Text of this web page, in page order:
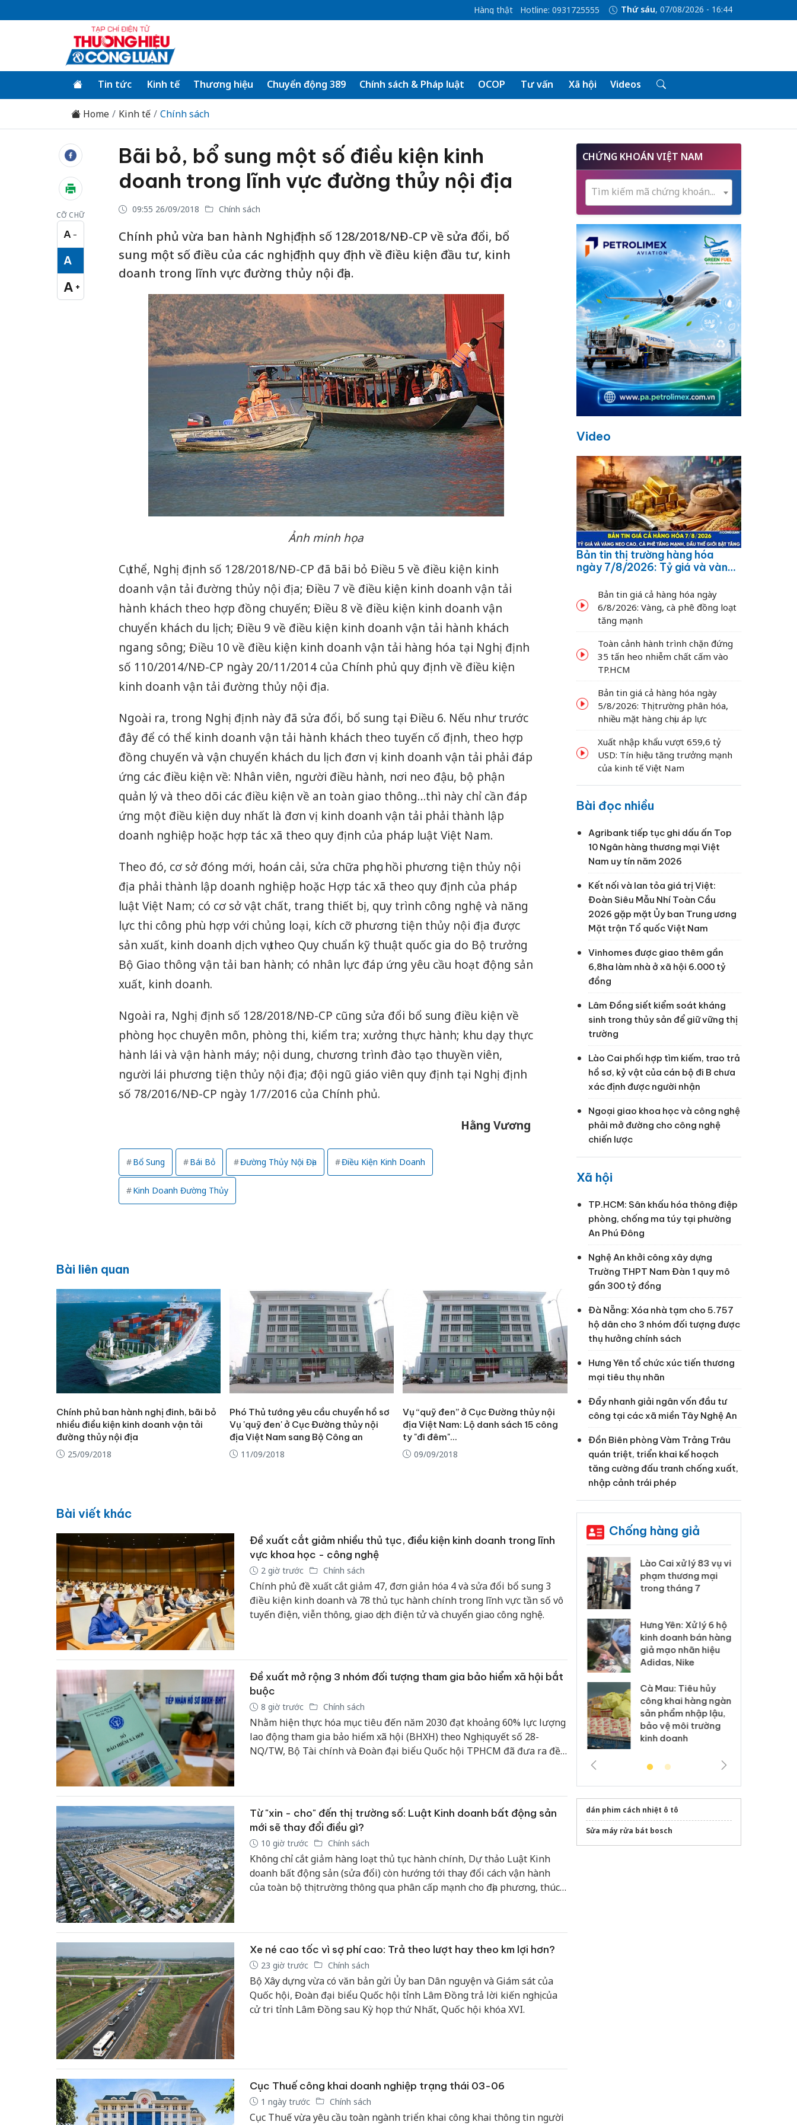
Hàng thật Hotline: 0931725555 Thứ sáu, 07/08/2026 - 16:45
Tin tức Kinh tế Thương hiệu Chuyển động 389 Chính sách & Pháp luật OCOP Tư vấn Xã hội Videos
Home Kinh tế Chính sách
CỠ CHỮ
A −
Cỡ chữ nhỏ
A
Cỡ chữ vừa
A +
Cỡ chữ lớn
Bãi bỏ, bổ sung một số điều kiện kinh
doanh trong lĩnh vực đường thủy nội địa
09:55 26/09/2018 Chính sách
Chính phủ vừa ban hành Nghị định số 128/2018/NĐ-CP về sửa đổi, bổ
sung một số điều của các nghị định quy định về điều kiện đầu tư, kinh
doanh trong lĩnh vực đường thủy nội địa.
Ảnh minh họa
Cụ thể, Nghị định số 128/2018/NĐ-CP đã bãi bỏ Điều 5 về điều kiện kinh
doanh vận tải đường thủy nội địa; Điều 7 về điều kiện kinh doanh vận tải
hành khách theo hợp đồng chuyến; Điều 8 về điều kiện kinh doanh vận
chuyển khách du lịch; Điều 9 về điều kiện kinh doanh vận tải hành khách
ngang sông; Điều 10 về điều kiện kinh doanh vận tải hàng hóa tại Nghị định
số 110/2014/NĐ-CP ngày 20/11/2014 của Chính phủ quy định về điều kiện
kinh doanh vận tải đường thủy nội địa.
Ngoài ra, trong Nghị định này đã sửa đổi, bổ sung tại Điều 6. Nếu như trước
đây để có thể kinh doanh vận tải hành khách theo tuyến cố định, theo hợp
đồng chuyến và vận chuyển khách du lịch đơn vị kinh doanh vận tải phải đáp
ứng các điều kiện về: Nhân viên, người điều hành, nơi neo đậu, bộ phận
quản lý và theo dõi các điều kiện về an toàn giao thông…thì này chỉ cần đáp
ứng một điều kiện duy nhất là đơn vị kinh doanh vận tải phải thành lập
doanh nghiệp hoặc hợp tác xã theo quy định của pháp luật Việt Nam.
Theo đó, cơ sở đóng mới, hoán cải, sửa chữa phục hồi phương tiện thủy nội
địa phải thành lập doanh nghiệp hoặc Hợp tác xã theo quy định của pháp
luật Việt Nam; có cơ sở vật chất, trang thiết bị, quy trình công nghệ và năng
lực thi công phù hợp với chủng loại, kích cỡ phương tiện thủy nội địa được
sản xuất, kinh doanh dịch vụ theo Quy chuẩn kỹ thuật quốc gia do Bộ trưởng
Bộ Giao thông vận tải ban hành; có nhân lực đáp ứng yêu cầu hoạt động sản
xuất, kinh doanh.
Ngoài ra, Nghị định số 128/2018/NĐ-CP cũng sửa đổi bổ sung điều kiện về
phòng học chuyên môn, phòng thi, kiểm tra; xưởng thực hành; khu dạy thực
hành lái và vận hành máy; nội dung, chương trình đào tạo thuyền viên,
người lái phương tiện thủy nội địa; đội ngũ giáo viên quy định tại Nghị định
số 78/2016/NĐ-CP ngày 1/7/2016 của Chính phủ.
Hằng Vương
Bổ Sung Bái Bỏ Đường Thủy Nội Địa Điều Kiện Kinh Doanh
Kinh Doanh Đường Thủy
Bài liên quan
Chính phủ ban hành nghị đinh, bãi bỏ
nhiều điều kiện kinh doanh vận tải
đường thủy nội địa
25/09/2018
Phó Thủ tướng yêu cầu chuyển hồ sơ
Vụ 'quỹ đen' ở Cục Đường thủy nội
địa Việt Nam sang Bộ Công an
11/09/2018
Vụ “quỹ đen” ở Cục Đường thủy nội
địa Việt Nam: Lộ danh sách 15 công
ty "đi đêm"…
09/09/2018
Bài viết khác
Đề xuất cắt giảm nhiều thủ tục, điều kiện kinh doanh trong lĩnh
vực khoa học - công nghệ
2 giờ trước Chính sách
Chính phủ đề xuất cắt giảm 47, đơn giản hóa 4 và sửa đổi bổ sung 3
điều kiện kinh doanh và 78 thủ tục hành chính trong lĩnh vực tần số vô
tuyến điện, viễn thông, giao dịch điện tử và chuyển giao công nghệ.
Đề xuất mở rộng 3 nhóm đối tượng tham gia bảo hiểm xã hội bắt
buộc
8 giờ trước Chính sách
Nhằm hiện thực hóa mục tiêu đến năm 2030 đạt khoảng 60% lực lượng
lao động tham gia bảo hiểm xã hội (BHXH) theo Nghị quyết số 28-
NQ/TW, Bộ Tài chính và Đoàn đại biểu Quốc hội TPHCM đã đưa ra đề
41/2024/QH15.
Từ "xin - cho" đến thị trường số: Luật Kinh doanh bất động sản
mới sẽ thay đổi điều gì?
10 giờ trước Chính sách
Không chỉ cắt giảm hàng loạt thủ tục hành chính, Dự thảo Luật Kinh
doanh bất động sản (sửa đổi) còn hướng tới thay đổi cách vận hành
của toàn bộ thị trường thông qua phân cấp mạnh cho địa phương, thúc
cách lớn nhằm khơi thông nguồn lực, nâng cao tính minh bạch và tạo
động lực mới cho thị trường bất động sản Việt Nam.
Xe né cao tốc vì sợ phí cao: Trả theo lượt hay theo km lợi hơn?
23 giờ trước Chính sách
Bộ Xây dựng vừa có văn bản gửi Ủy ban Dân nguyện và Giám sát của
Quốc hội, Đoàn đại biểu Quốc hội tỉnh Lâm Đồng trả lời kiến nghị của
cử tri tỉnh Lâm Đồng sau Kỳ họp thứ Nhất, Quốc hội khóa XVI.
Cục Thuế công khai doanh nghiệp trạng thái 03-06
1 ngày trước Chính sách
Cục Thuế vừa yêu cầu toàn ngành triển khai công khai thông tin người
CHỨNG KHOÁN VIỆT NAM
Tìm kiếm mã chứng khoán...
Video
Bản tin thị trường hàng hóa
ngày 7/8/2026: Tỷ giá và vàng
dầu thế giới bật tăng
Bản tin giá cả hàng hóa ngày
6/8/2026: Vàng, cà phê đồng loạt
tăng mạnh
Toàn cảnh hành trình chặn đứng
35 tấn heo nhiễm chất cấm vào
TP.HCM
Bản tin giá cả hàng hóa ngày
5/8/2026: Thị trường phân hóa,
nhiều mặt hàng chịu áp lực
Xuất nhập khẩu vượt 659,6 tỷ
USD: Tín hiệu tăng trưởng mạnh
của kinh tế Việt Nam
Bài đọc nhiều
Agribank tiếp tục ghi dấu ấn Top
10 Ngân hàng thương mại Việt
Nam uy tín năm 2026
Kết nối và lan tỏa giá trị Việt:
Đoàn Siêu Mẫu Nhí Toàn Cầu
2026 gặp mặt Ủy ban Trung ương
Mặt trận Tổ quốc Việt Nam
Vinhomes được giao thêm gần
6,8ha làm nhà ở xã hội 6.000 tỷ
đồng
Lâm Đồng siết kiểm soát kháng
sinh trong thủy sản để giữ vững thị
trường
Lào Cai phối hợp tìm kiếm, trao trả
hồ sơ, kỷ vật của cán bộ đi B chưa
xác định được người nhận
Ngoại giao khoa học và công nghệ
phải mở đường cho công nghệ
chiến lược
Xã hội
TP.HCM: Sân khấu hóa thông điệp
phòng, chống ma túy tại phường
An Phú Đông
Nghệ An khởi công xây dựng
Trường THPT Nam Đàn 1 quy mô
gần 300 tỷ đồng
Đà Nẵng: Xóa nhà tạm cho 5.757
hộ dân cho 3 nhóm đối tượng được
thụ hưởng chính sách
Hưng Yên tổ chức xúc tiến thương
mại tiêu thụ nhãn
Đẩy nhanh giải ngân vốn đầu tư
công tại các xã miền Tây Nghệ An
Đồn Biên phòng Vàm Trảng Trâu
quán triệt, triển khai kế hoạch
tăng cường đấu tranh chống xuất,
nhập cảnh trái phép
Chống hàng giả
án sản xuất, buôn
bán yến sào giả
Quốc ra đầu thú
Lào Cai xử lý 83 vụ vi
phạm thương mại
trong tháng 7
Hưng Yên: Xử lý 6 hộ
kinh doanh bán hàng
giả mạo nhãn hiệu
Adidas, Nike
Cà Mau: Tiêu hủy
công khai hàng ngàn
sản phẩm nhập lậu,
bảo vệ môi trường
kinh doanh
dán phim cách nhiệt ô tô
Sửa máy rửa bát bosch